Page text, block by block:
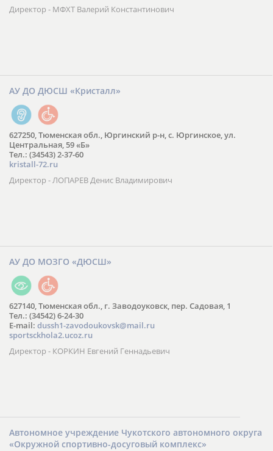
Директор - МФХТ Валерий Константинович
АУ ДО ДЮСШ «Кристалл»
627250, Тюменская обл., Юргинский р-н, с. Юргинское, ул.
Центральная, 59 «Б»
Тел.: (34543) 2-37-60
kristall-72.ru
Директор - ЛОПАРЕВ Денис Владимирович
АУ ДО МОЗГО «ДЮСШ»
627140, Тюменская обл., г. Заводоуковск, пер. Садовая, 1
Тел.: (34542) 6-24-30
​E-mail: dussh1-zavodoukovsk@mail.ru
sportsckhola2.ucoz.ru
Директор - КОРКИН Евгений Геннадьевич
Автономное учреждение Чукотского автономного округа
«Окружной спортивно-досуговый комплекс»